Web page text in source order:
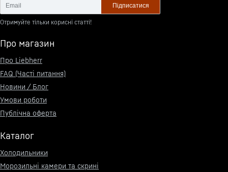
Підписатися
Отримуйте тільки корисні статті!
Про магазин
Про Liebherr
FAQ (Часті питання)
Новини / Блог
Умови роботи
Публічна оферта
Каталог
Холодильники
Морозильні камери та скрині